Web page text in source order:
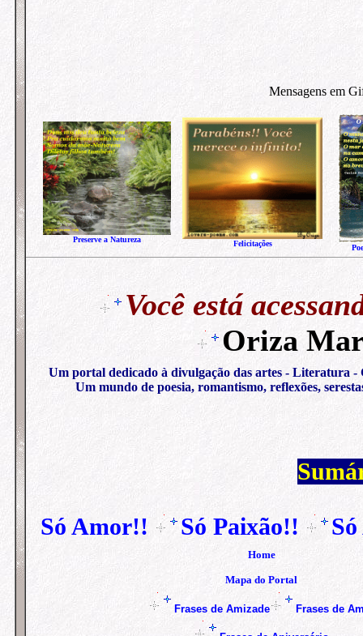
Mensagens em
Preserve a Natureza Felicitações
Você está
Oriza
Um portal dedicado à divulgação das artes - Literatura
Um mundo de poesia, romantismo, reflexões,
Só Amor!! Só Paixão!!
Home
Mapa do Portal
Frases de Amizade Frases de